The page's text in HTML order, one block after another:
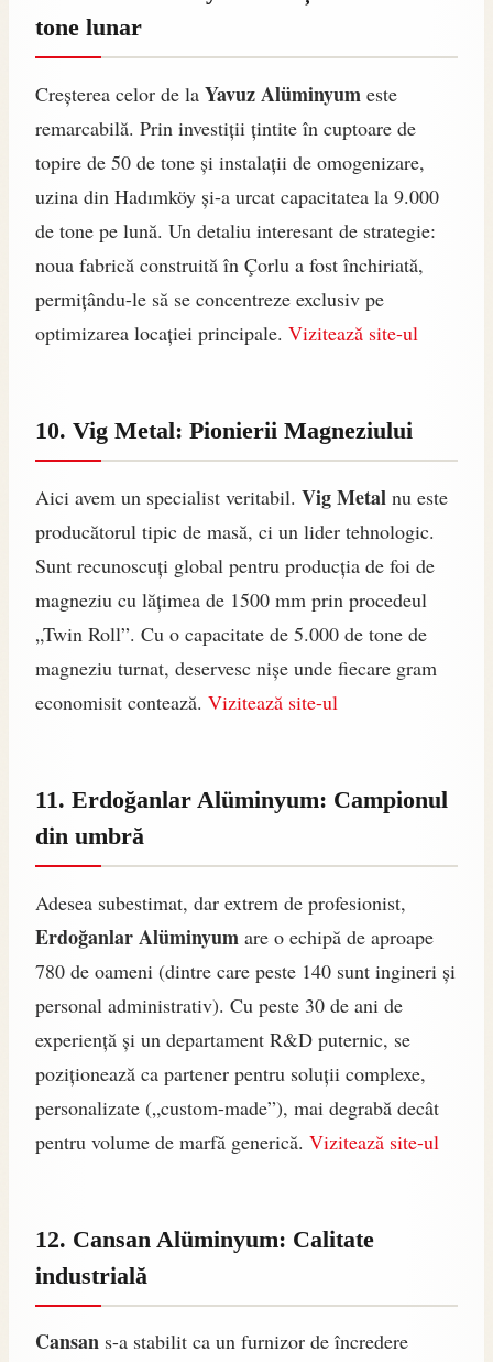
tone lunar
Creșterea celor de la Yavuz Alüminyum este
remarcabilă. Prin investiții țintite în cuptoare de
topire de 50 de tone și instalații de omogenizare,
uzina din Hadımköy și-a urcat capacitatea la 9.000
de tone pe lună. Un detaliu interesant de strategie:
noua fabrică construită în Çorlu a fost închiriată,
permițându-le să se concentreze exclusiv pe
optimizarea locației principale. Vizitează site-ul
10. Vig Metal: Pionierii Magneziului
Aici avem un specialist veritabil. Vig Metal nu este
producătorul tipic de masă, ci un lider tehnologic.
Sunt recunoscuți global pentru producția de foi de
magneziu cu lățimea de 1500 mm prin procedeul
„Twin Roll”. Cu o capacitate de 5.000 de tone de
magneziu turnat, deservesc nișe unde fiecare gram
economisit contează. Vizitează site-ul
11. Erdoğanlar Alüminyum: Campionul
din umbră
Adesea subestimat, dar extrem de profesionist,
Erdoğanlar Alüminyum are o echipă de aproape
780 de oameni (dintre care peste 140 sunt ingineri și
personal administrativ). Cu peste 30 de ani de
experiență și un departament R&D puternic, se
poziționează ca partener pentru soluții complexe,
personalizate („custom-made”), mai degrabă decât
pentru volume de marfă generică. Vizitează site-ul
12. Cansan Alüminyum: Calitate
industrială
Cansan s-a stabilit ca un furnizor de încredere